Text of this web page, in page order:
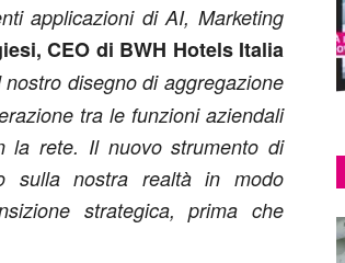
applicazioni di AI, Marketing
CEO di BWH Hotels Italia
disegno di aggregazione
tra le funzioni aziendali
la rete. Il nuovo strumento di
sulla nostra realtà in modo
strategica, prima che